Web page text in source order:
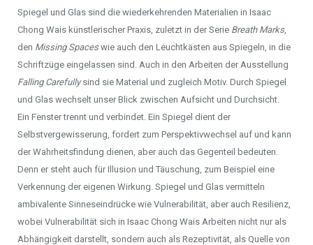
Spiegel und Glas sind die wiederkehrenden Materialien in Isaac
Chong Wais künstlerischer Praxis, zuletzt in der Serie Breath Marks,
den Missing Spaceswie auch den Leuchtkästen aus Spiegeln, in die
Schriftzüge eingelassen sind. Auch in den Arbeiten der Ausstellung
Falling Carefullysind sie Material und zugleich Motiv. Durch Spiegel
und Glas wechselt unser Blick zwischen Aufsicht und Durchsicht.
Ein Fenster trennt und verbindet. Ein Spiegel dient der
Selbstvergewisserung, fordert zum Perspektivwechsel auf und kann
der Wahrheitsfindung dienen, aber auch das Gegenteil bedeuten.
Denn er steht auch für Illusion und Täuschung, zum Beispiel eine
Verkennung der eigenen Wirkung. Spiegel und Glas vermitteln
ambivalente Sinneseindrücke wie Vulnerabilität, aber auch Resilienz,
wobei Vulnerabilität sich in Isaac Chong Wais Arbeiten nicht nur als
Abhängigkeit darstellt, sondern auch als Rezeptivität, als Quelle von